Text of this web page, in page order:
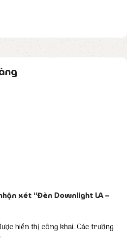
xét “Đèn Downlight LA –
hiển thị công khai. Các trường